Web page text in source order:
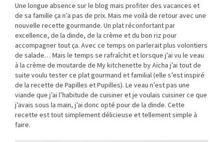
Une longue absence sur le blog mais profiter des vacances et
de sa famille ça n’a pas de prix. Mais me voilà de retour avec une
nouvelle recette gourmande. Un plat réconfortant par
excellence, de la dinde, de la crème et du bon riz pour
accompagner tout ça. Avec ce temps on parlerait plus volontiers
de salade… Mais le temps se rafraîchit et lorsque j’ai vu le veau
à la crème de moutarde de My kitchenette by Aïcha j’ai tout de
suite voulu tester ce plat gourmand et familial (elle s’est inspiré
de la recette de Papilles et Pupilles). Le veau n’est pas une
viande que j’ai l’habitude de cuisiner et je voulais cuisiner ce que
j’avais sous la main, j’ai donc opté pour de la dinde. Cette
recette est tout simplement délicieuse et tellement simple à
faire.